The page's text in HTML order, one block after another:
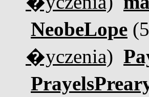
NeobeLope
�yczenia)